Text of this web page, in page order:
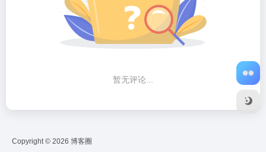
暂无评论...
Copyright © 2026 博客圈